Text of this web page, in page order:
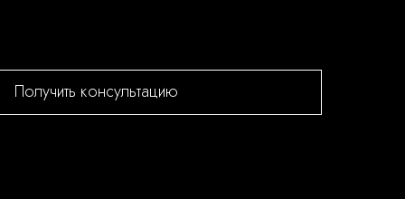
Получить консультацию